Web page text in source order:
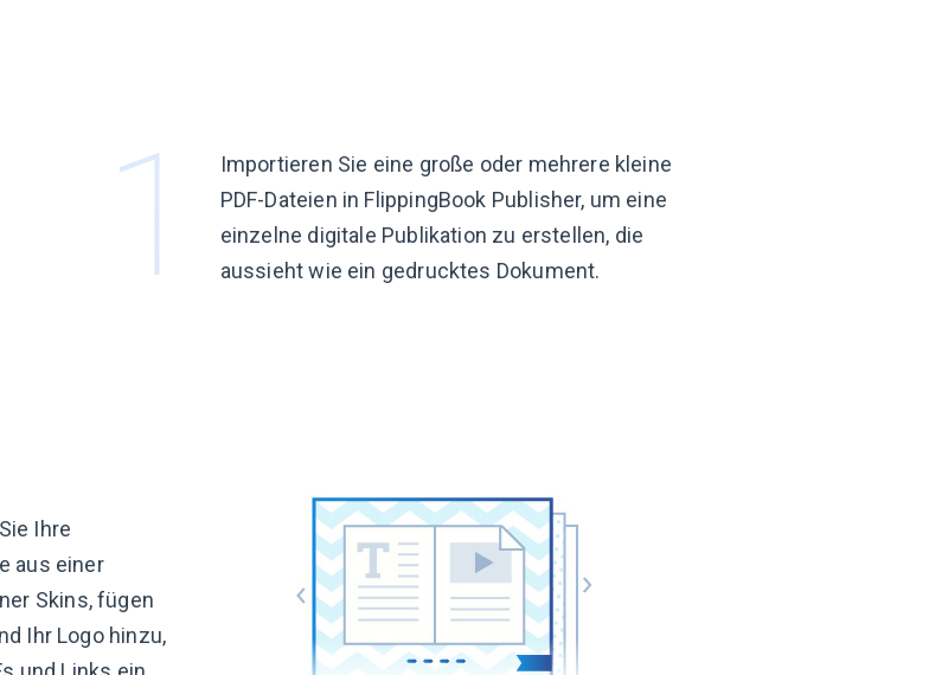
Importieren Sie eine große oder mehrere kleine
PDF-Dateien in FlippingBook Publisher, um eine
einzelne digitale Publikation zu erstellen, die
aussieht wie ein gedrucktes Dokument.
Ihre
aus einer
Skins, fügen
Ihr Logo hinzu,